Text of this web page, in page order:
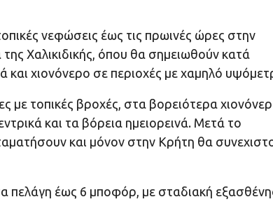
νεφώσεις έως τις πρωινές ώρες στην
Χαλικιδικής, όπου θα σημειωθούν κατά
και χιονόνερο σε περιοχές με χαμηλό
με τοπικές βροχές, στα βορειότερα
και τα βόρεια ημειορεινά. Μετά το
και μόνον στην Κρήτη θα
πελάγη έως 6 μποφόρ, με σταδιακή